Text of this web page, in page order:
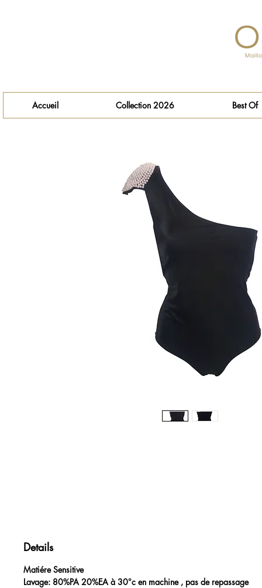
Accueil Collection 2026 Best Of
Details
Matiére Sensitive
Lavage: 80%PA 20%EA à 30°c en machine , pas de repassage